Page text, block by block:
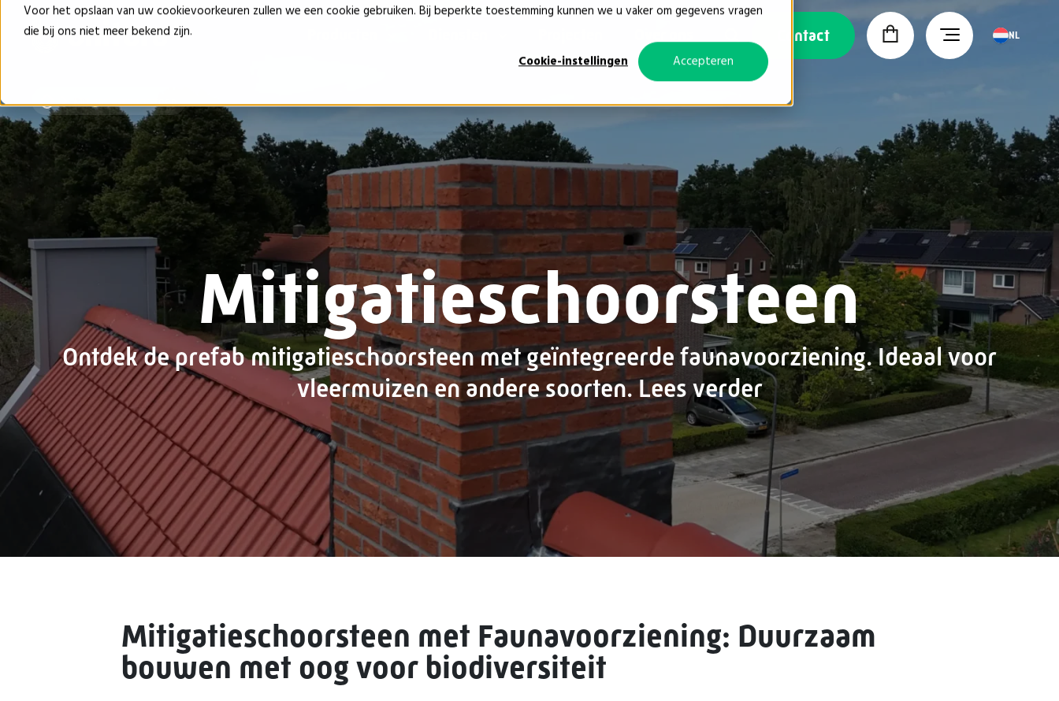
Voor het opslaan van uw cookievoorkeuren zullen we een cookie gebruiken. Bij beperkte toestemming kunnen we u vaker om gegevens vragen
die bij ons niet meer bekend zijn.
Cookie-instellingen
Accepteren
Contact NL
Mitigatieschoorsteen
Mitigatieschoorsteen
Ontdek de prefab mitigatieschoorsteen met geïntegreerde faunavoorziening. Ideaal voor
vleermuizen en andere soorten. Lees verder
Mitigatieschoorsteen met Faunavoorziening: Duurzaam
bouwen met oog voor biodiversiteit